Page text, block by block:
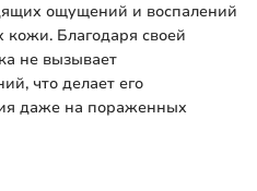
ощущений и воспалений
кожи. Благодаря своей
не вызывает
что делает его
даже на пораженных